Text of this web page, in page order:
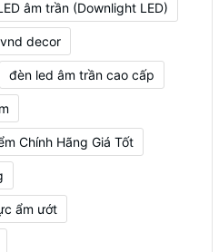
âm trần (Downlight LED)
decor
đèn led âm trần cao cấp
Chính Hãng Giá Tốt
ẩm ướt